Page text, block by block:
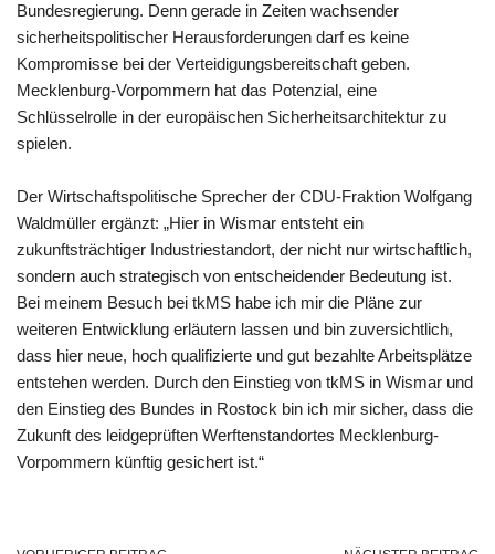
Bundesregierung. Denn gerade in Zeiten wachsender
sicherheitspolitischer Herausforderungen darf es keine
Kompromisse bei der Verteidigungsbereitschaft geben.
Mecklenburg-Vorpommern hat das Potenzial, eine
Schlüsselrolle in der europäischen Sicherheitsarchitektur zu
spielen.
Der Wirtschaftspolitische Sprecher der CDU-Fraktion Wolfgang
Waldmüller ergänzt: „Hier in Wismar entsteht ein
zukunftsträchtiger Industriestandort, der nicht nur wirtschaftlich,
sondern auch strategisch von entscheidender Bedeutung ist.
Bei meinem Besuch bei tkMS habe ich mir die Pläne zur
weiteren Entwicklung erläutern lassen und bin zuversichtlich,
dass hier neue, hoch qualifizierte und gut bezahlte Arbeitsplätze
entstehen werden. Durch den Einstieg von tkMS in Wismar und
den Einstieg des Bundes in Rostock bin ich mir sicher, dass die
Zukunft des leidgeprüften Werftenstandortes Mecklenburg-
Vorpommern künftig gesichert ist.“